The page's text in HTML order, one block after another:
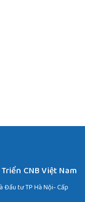
CNB Việt Nam
Đầu tư TP Hà Nội- Cấp